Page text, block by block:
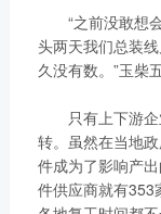
洲、欧洲等地设
个销售大区、8
外营销中心，
务代理商，44家
服一体代理商，
个服务网点
了解更多
了解更多
获取更多帮助
联系我们
“之前没敢想会
头两天我们总装
久没有数。”玉柴
只有上下游企
转。虽然在当地
件成为了影响产
件供应商就有353